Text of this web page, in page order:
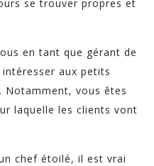
se trouver propres et
en tant que gérant de
aux petits
vous êtes
laquelle les clients vont
chef étoilé, il est vrai